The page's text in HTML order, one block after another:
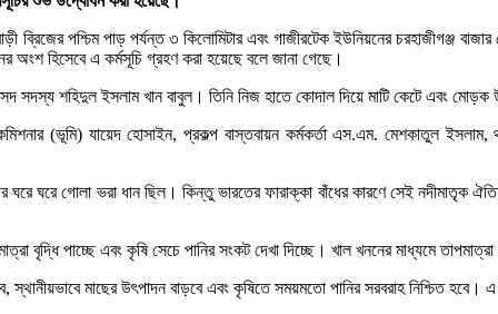
ব্রিজের পশ্চিম পাড় পর্যন্ত ৩ কিলোমিটার এবং গাজীরটেক ইউনিয়নের চরহাজীগঞ্জ
অংশ হিসেবে এ কর্মসূচি গ্রহণ করা হয়েছে বলে জানা গেছে।
শহিদুল ইসলাম খান বাবুল। তিনি নিজ হাতে কোদাল দিয়ে মাটি কেটে এবং মোড়ক
(ভূমি) যায়েদ হোসাইন, প্রকল্প বাস্তবায়ন কর্মকর্তা এস.এম. মেশকাতুল
ঘরে গোলা ভরা ধান ছিল। কিন্তু ভারতের ফারাক্কা বাঁধের কারণে সেই নদীমাতৃক
বৃদ্ধি পাচ্ছে এবং কৃষি সেচে পানির সংকট দেখা দিচ্ছে। খাল খননের মাধ্যমে
মাছের উৎপাদন বাড়বে এবং কৃষিতে সময়মতো পানির সরবরাহ নিশ্চিত